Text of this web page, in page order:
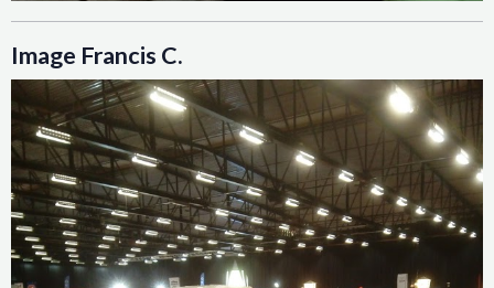
Image Francis C.